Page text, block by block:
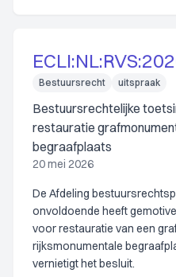
Bestuursrecht uitspraak
Bestuursrechtelijke
restauratie
begraafplaats
20 mei 2026
De Afdeling
onvoldoende heeft
voor restauratie van een
rijksmonumentale
vernietigt het besluit.